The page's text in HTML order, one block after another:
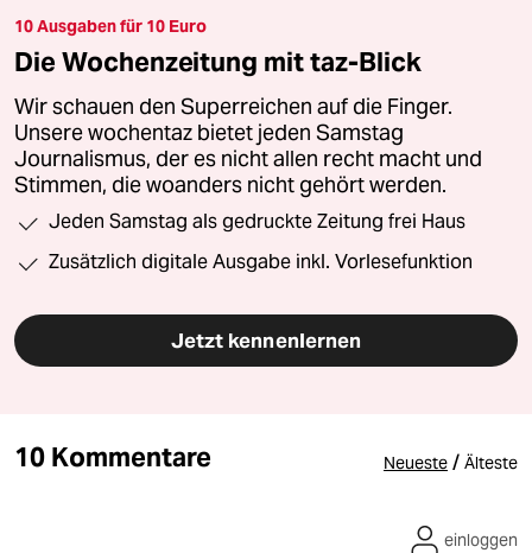
10 Ausgaben für 10 Euro
Die Wochenzeitung mit taz-Blick
Wir schauen den Superreichen auf die Finger.
Unsere wochentaz bietet jeden Samstag
Journalismus, der es nicht allen recht macht und
Stimmen, die woanders nicht gehört werden.
Jeden Samstag als gedruckte Zeitung frei Haus
Zusätzlich digitale Ausgabe inkl. Vorlesefunktion
Jetzt kennenlernen
10 Kommentare Neueste / Älteste
einloggen